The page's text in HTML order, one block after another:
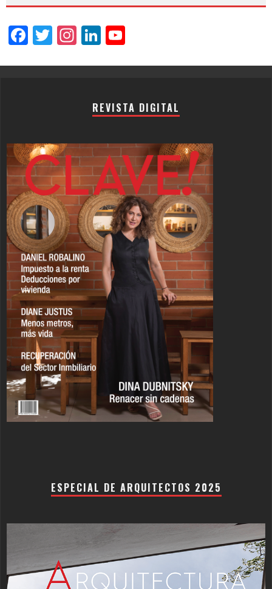
Facebook
Twitter
Instagram
LinkedIn
REVISTA DIGITAL
ESPECIAL DE ARQUITECTOS 2025